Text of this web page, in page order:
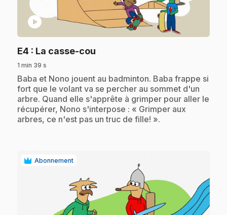
play_circle
E4 : La casse-cou
1 min 39 s
.Baba et Nono jouent au badminton. Baba frappe si
fort que le volant va se percher au sommet d'un
arbre. Quand elle s'apprête à grimper pour aller le
récupérer, Nono s'interpose : « Grimper aux
arbres, ce n'est pas un truc de fille! ».
Abonnement